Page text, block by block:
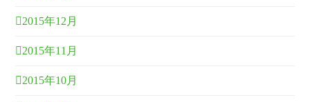
2015年12月
2015年11月
2015年10月